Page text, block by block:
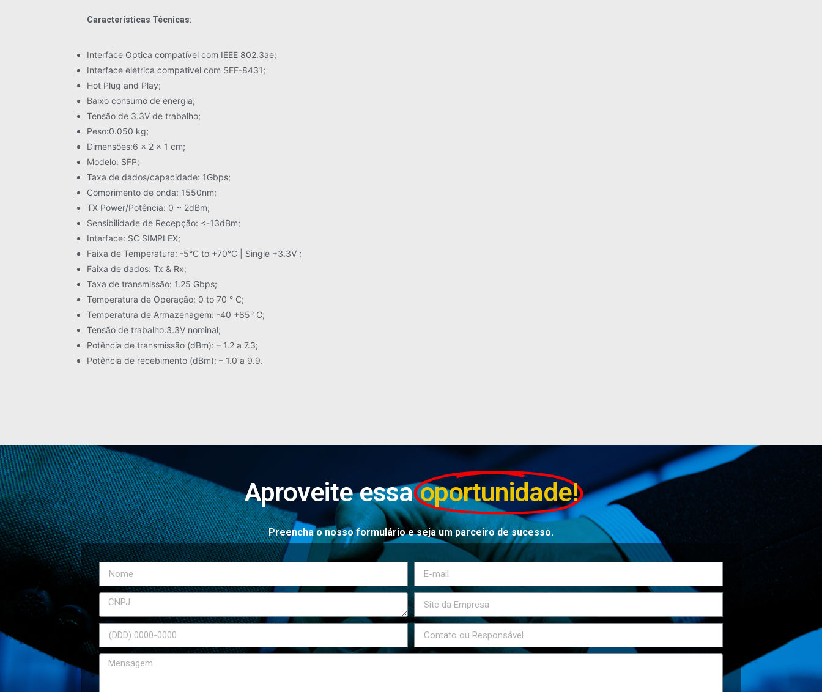
Características Técnicas:
Interface Optica compatível com IEEE 802.3ae;
Interface elétrica compativel com SFF-8431;
Hot Plug and Play;
Baixo consumo de energia;
Tensão de 3.3V de trabalho;
Peso:0.050 kg;
Dimensões:6 × 2 × 1 cm;
Modelo: SFP;
Taxa de dados/capacidade: 1Gbps;
Comprimento de onda: 1550nm;
TX Power/Potência: 0 ~ 2dBm;
Sensibilidade de Recepção: <-13dBm;
Interface: SC SIMPLEX;
Faixa de Temperatura: -5°C to +70°C | Single +3.3V ;
Faixa de dados: Tx & Rx;
Taxa de transmissão: 1.25 Gbps;
Temperatura de Operação: 0 to 70 ° C;
Temperatura de Armazenagem: -40 +85° C;
Tensão de trabalho:3.3V nominal;
Potência de transmissão (dBm): – 1.2 a 7.3;
Potência de recebimento (dBm): – 1.0 a 9.9.
Aproveite essa oportunidade!
Preencha o nosso formulário e seja um parceiro de sucesso.